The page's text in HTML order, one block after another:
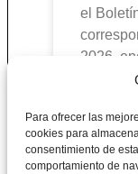
Para ofrecer las
cookies para
consentimiento de
comportamiento de
el
2026,